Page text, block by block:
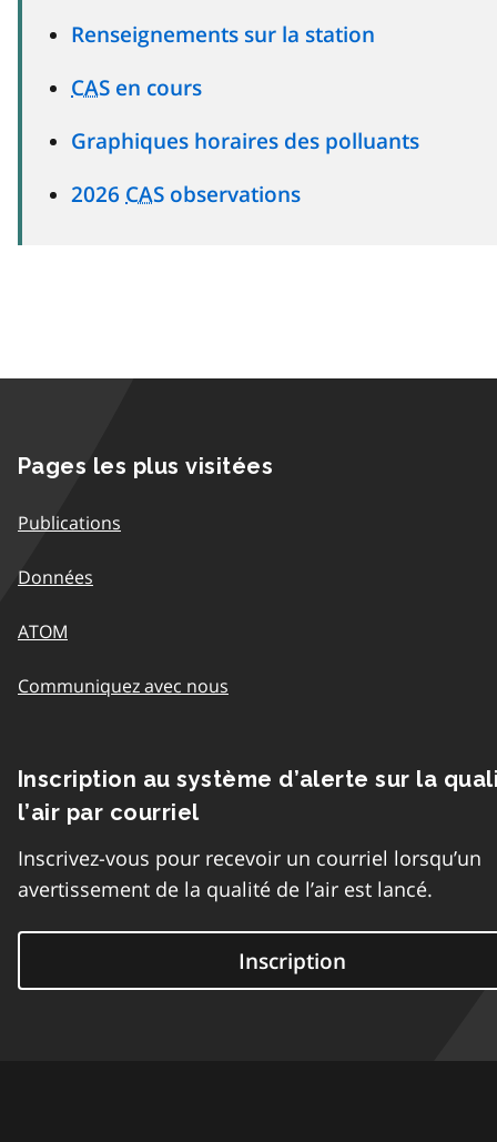
Renseignements sur la station
CAS en cours
Graphiques horaires des polluants
2026 CAS observations
Pages les plus visitées
Publications
Données
ATOM
Communiquez avec nous
Inscription au système d’alerte sur la
l’air par courriel
Inscrivez-vous pour recevoir un courriel lorsqu’un
avertissement de la qualité de l’air est lancé.
Inscription